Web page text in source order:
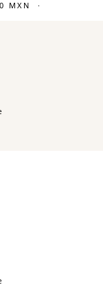
MXN ·